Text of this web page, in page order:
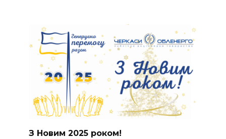
З Новим 2025 роком!